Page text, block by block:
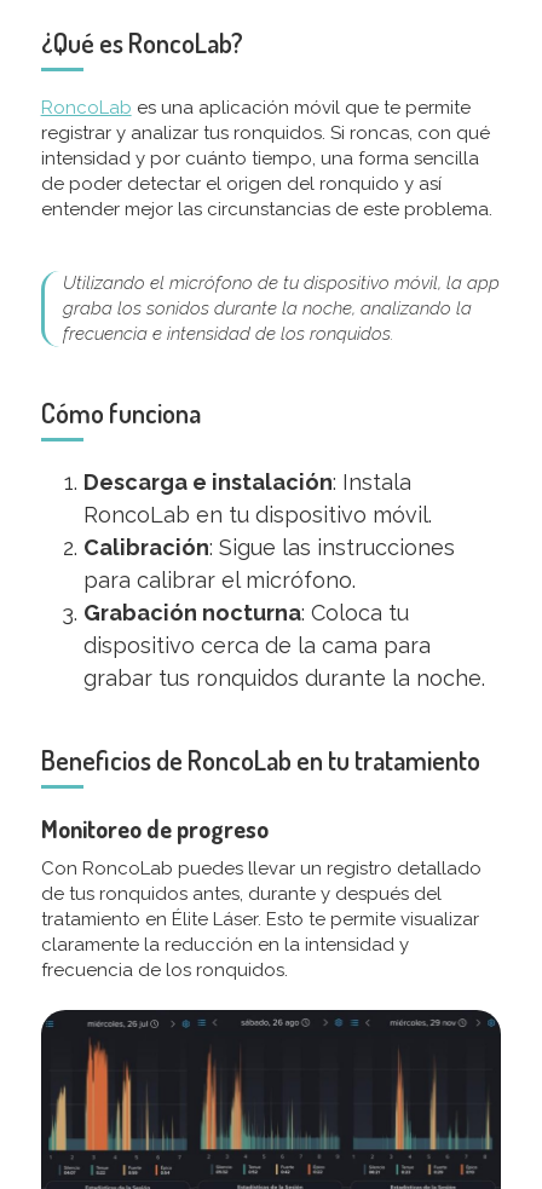
¿Qué es RoncoLab?
RoncoLab es una aplicación móvil que te permite
registrar y analizar tus ronquidos. Si roncas, con qué
intensidad y por cuánto tiempo, una forma sencilla
de poder detectar el origen del ronquido y así
entender mejor las circunstancias de este problema.
Utilizando el micrófono de tu dispositivo móvil, la app
graba los sonidos durante la noche, analizando la
frecuencia e intensidad de los ronquidos.
Cómo funciona
Descarga e instalación: Instala
RoncoLab en tu dispositivo móvil.
Calibración: Sigue las instrucciones
para calibrar el micrófono.
Grabación nocturna: Coloca tu
dispositivo cerca de la cama para
grabar tus ronquidos durante la noche.
Beneficios de RoncoLab en tu tratamiento
Monitoreo de progreso
Con RoncoLab puedes llevar un registro detallado
de tus ronquidos antes, durante y después del
tratamiento en Élite Láser. Esto te permite visualizar
claramente la reducción en la intensidad y
frecuencia de los ronquidos.